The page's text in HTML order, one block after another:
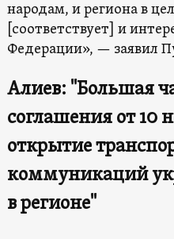
народам, и региона в
[соответствует] и
Федерации», — заявил
Алиев: "Большая
соглашения от 10
открытие
коммуникаций
в регионе"